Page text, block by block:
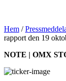
Hem /
rapport den 19
NOTE | OMX